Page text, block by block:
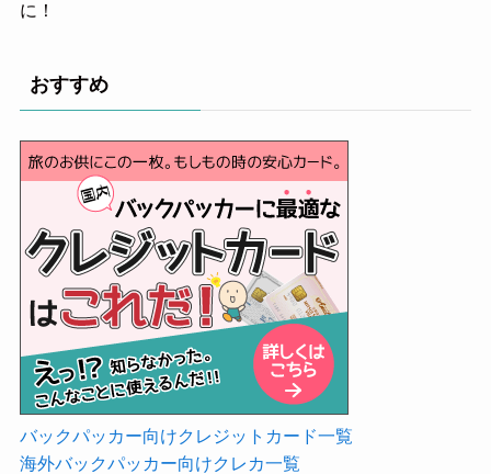
に！
おすすめ
バックパッカー向けクレジットカード一覧
海外バックパッカー向けクレカ一覧